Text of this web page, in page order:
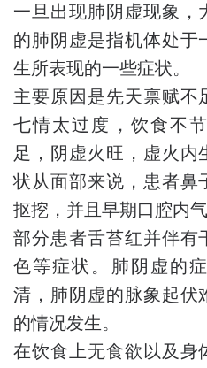
一旦出现肺阴虚现象，
的肺阴虚是指机体处于
生所表现的一些症状。
主要原因是先天禀赋不
七情太过度，饮食不
足，阴虚火旺，虚火内
状从面部来说，患者鼻
抠挖，并且早期口腔内气
部分患者舌苔红并伴有
色等症状。肺阴虚的
清，肺阴虚的脉象起伏
的情况发生。
在饮食上无食欲以及身